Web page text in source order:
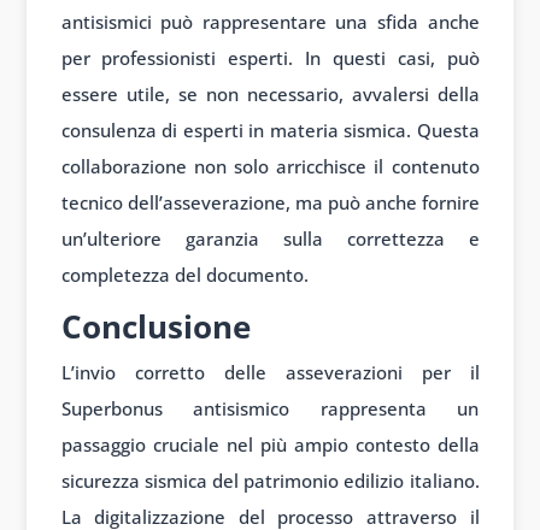
antisismici può rappresentare una sfida anche
per professionisti esperti. In questi casi, può
essere utile, se non necessario, avvalersi della
consulenza di esperti in materia sismica. Questa
collaborazione non solo arricchisce il contenuto
tecnico dell’asseverazione, ma può anche fornire
un’ulteriore garanzia sulla correttezza e
completezza del documento.
Conclusione
L’invio corretto delle asseverazioni per il
Superbonus antisismico rappresenta un
passaggio cruciale nel più ampio contesto della
sicurezza sismica del patrimonio edilizio italiano.
La digitalizzazione del processo attraverso il